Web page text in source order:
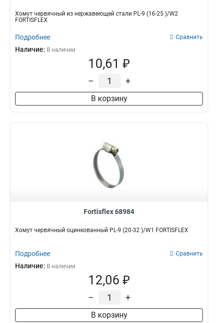
Хомут червячный из нержавеющей стали PL-9 (16-25 )/W2
FORTISFLEX
Подробнее Сравнить
Наличие: В наличии
10,61 ₽
– +
В корзину
Fortisflex 68984
Хомут червячный оцинкованный PL-9 (20-32 )/W1 FORTISFLEX
Подробнее Сравнить
Наличие: В наличии
12,06 ₽
– +
В корзину